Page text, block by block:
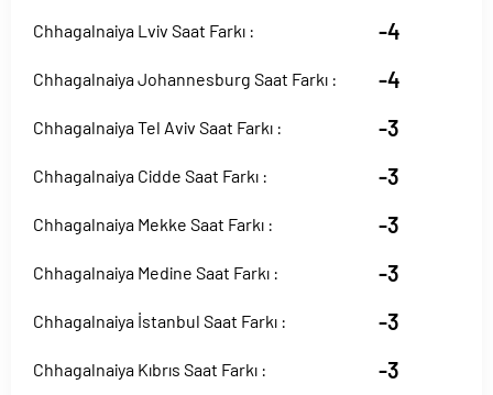
Chhagalnaiya Lviv Saat Farkı : -4
Chhagalnaiya Johannesburg Saat Farkı : -4
Chhagalnaiya Tel Aviv Saat Farkı : -3
Chhagalnaiya Cidde Saat Farkı : -3
Chhagalnaiya Mekke Saat Farkı : -3
Chhagalnaiya Medine Saat Farkı : -3
Chhagalnaiya İstanbul Saat Farkı : -3
Chhagalnaiya Kıbrıs Saat Farkı : -3